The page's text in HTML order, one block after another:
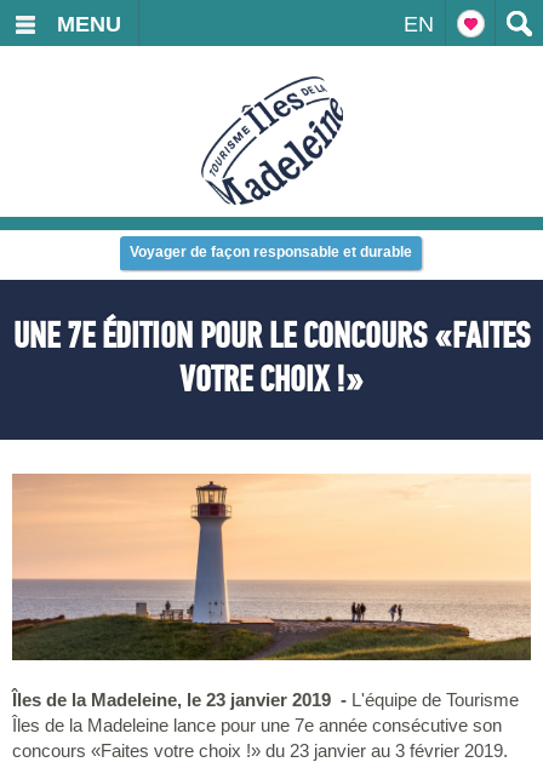
EN
MENU
Voyager de façon responsable et durable
UNE 7E ÉDITION POUR LE CONCOURS «FAITES
VOTRE CHOIX !»
Îles de la Madeleine, le 23 janvier 2019 - L'équipe de Tourisme
Îles de la Madeleine lance pour une 7e année consécutive son
concours «Faites votre choix !» du 23 janvier au 3 février 2019.